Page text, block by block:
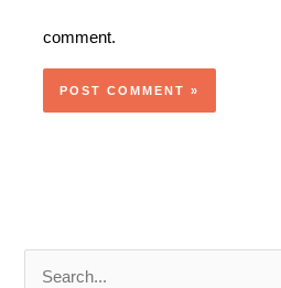
comment.